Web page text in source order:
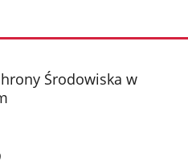
Środowiska w